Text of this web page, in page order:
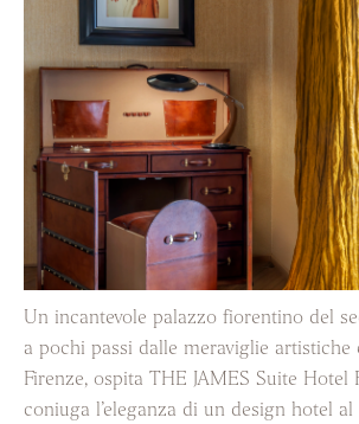
Un incantevole palazzo fiorentino del
a pochi passi dalle meraviglie
Firenze, ospita THE JAMES Suite Hotel
coniuga l’eleganza di un design hotel